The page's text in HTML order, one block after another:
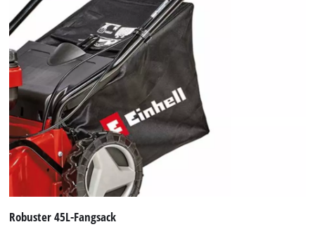
Robuster 45L-Fangsack